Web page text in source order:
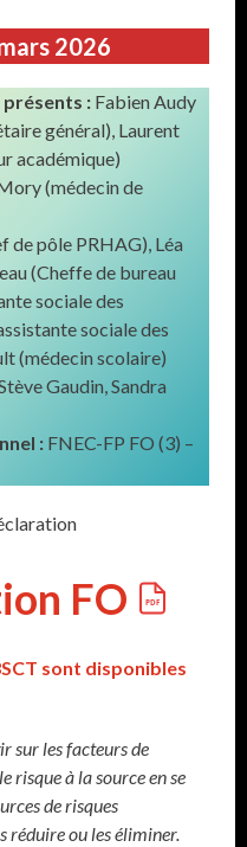
2026
: Fabien Audy
général), Laurent
académique)
(médecin de
de pôle PRHAG), Léa
(Cheffe de bureau
sociale des
sociale des
(médecin scolaire)
Gaudin, Sandra
: FNEC-FP FO (3) –
FO
sont disponibles
sur les facteurs de
risque à la source en se
de risques
réduire ou les éliminer.